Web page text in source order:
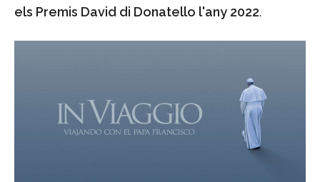
els Premis David di Donatello l'any 2022.